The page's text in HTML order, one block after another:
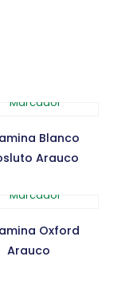
Blanco
Arauco
Oxford
Arauco